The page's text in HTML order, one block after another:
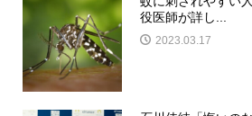
役医師が詳し...
2023.03.17